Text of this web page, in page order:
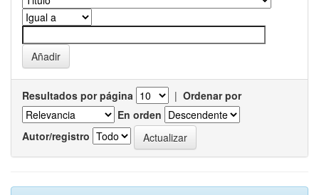
Resultados por página | Ordenar por
En orden
Autor/registro